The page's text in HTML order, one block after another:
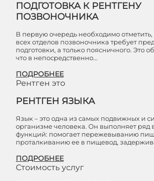
ПОДГОТОВКА К РЕНТГЕНУ
ПОЗВОНОЧНИКА
В первую очередь необходимо отметить,
всех отделов позвоночника требует
подготовки, а только поясничного. Это
что в непосредственно…
ПОДРОБНЕЕ
Рентген это
РЕНТГЕН ЯЗЫКА
Язык – это одна из самых подвижных и
организме человека. Он выполняет ряд
функций: помогает пережевыванию
проталкиванию ее в пищевод,
ПОДРОБНЕЕ
Стоимость услуг